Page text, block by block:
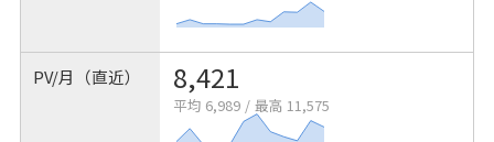
PV/月（直近） 8,421
平均 6,989 / 最高 11,575